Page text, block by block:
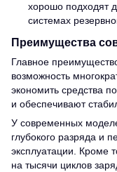
хорошо подходят
системах
Преимущества
Главное
возможность
экономить средства
и обеспечивают
У современных
глубокого разряда и
эксплуатации. Кроме
на тысячи циклов